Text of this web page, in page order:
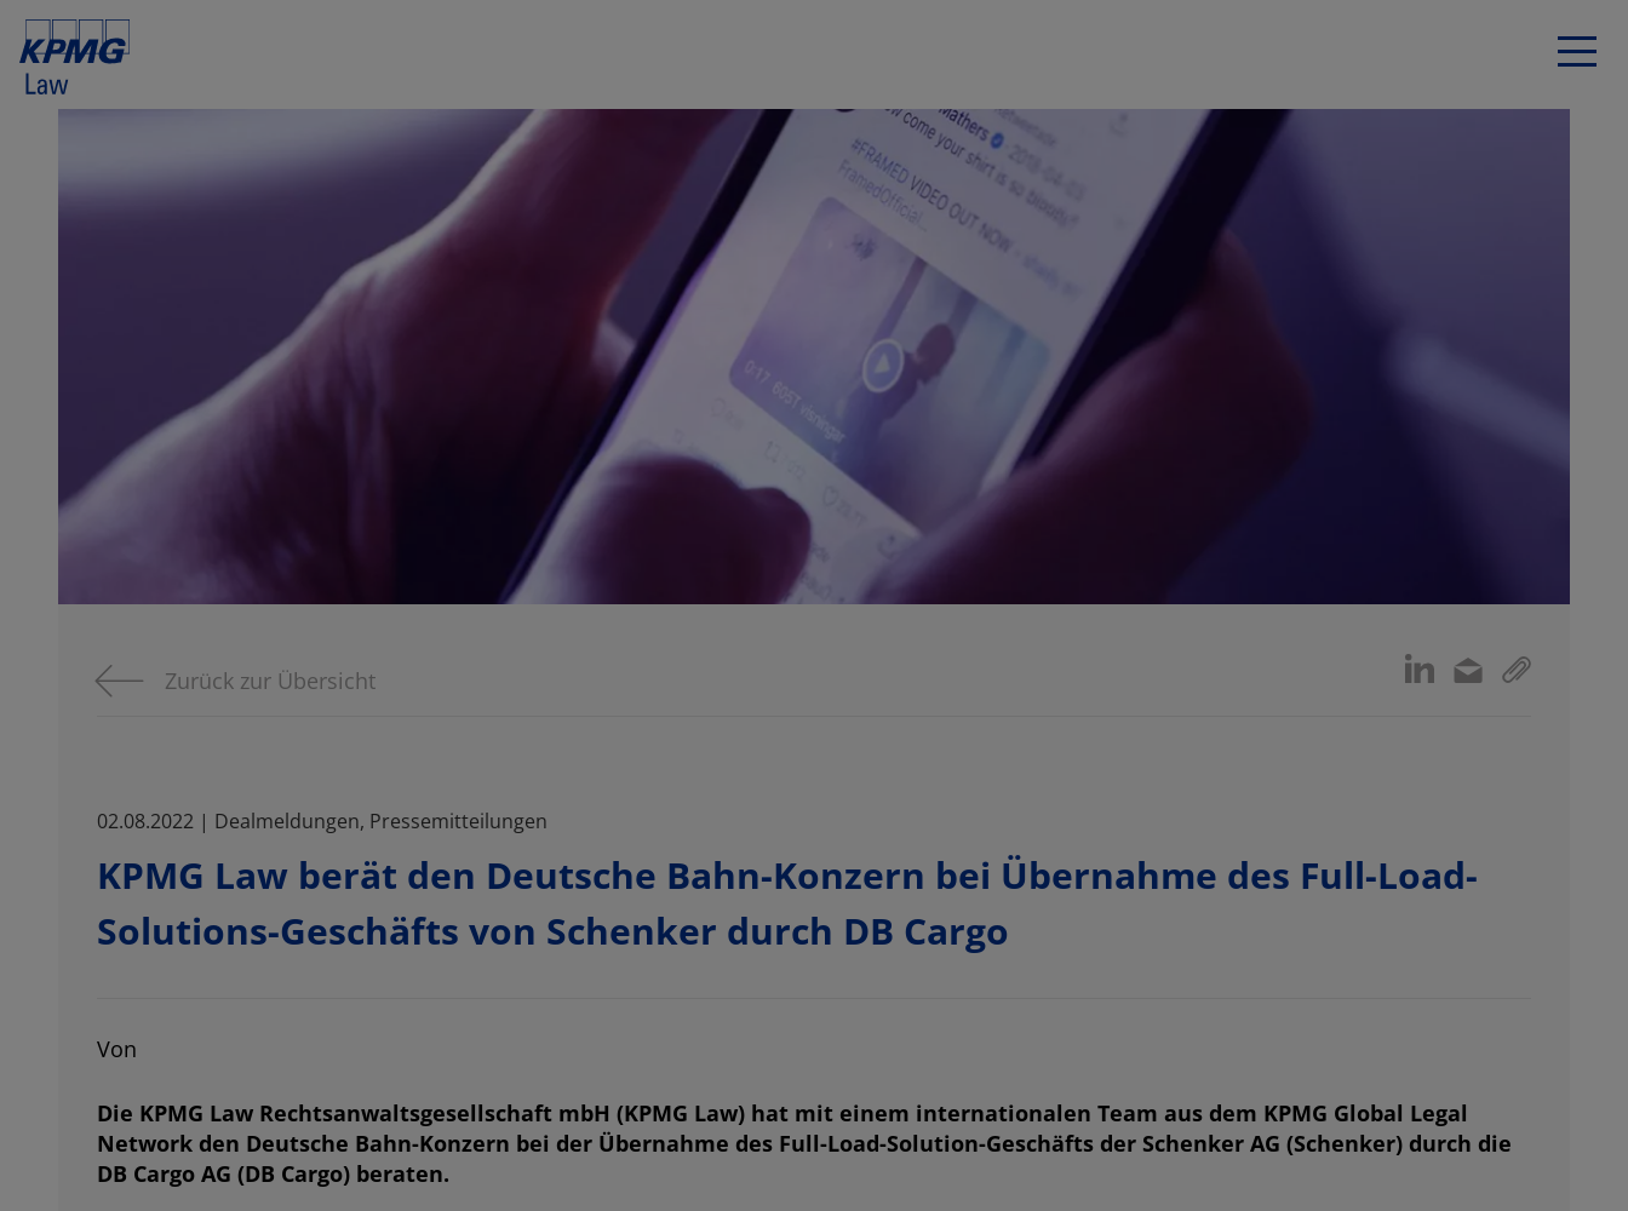
Zurück zur Übersicht
02.08.2022 | Dealmeldungen, Pressemitteilungen
KPMG Law berät den Deutsche Bahn-Konzern bei Übernahme des Full-Load-
Solutions-Geschäfts von Schenker durch DB Cargo
Von
Die KPMG Law Rechtsanwaltsgesellschaft mbH (KPMG Law) hat mit einem internationalen Team aus dem KPMG Global Legal
Network den Deutsche Bahn-Konzern bei der Übernahme des Full-Load-Solution-Geschäfts der Schenker AG (Schenker) durch die
DB Cargo AG (DB Cargo) beraten.